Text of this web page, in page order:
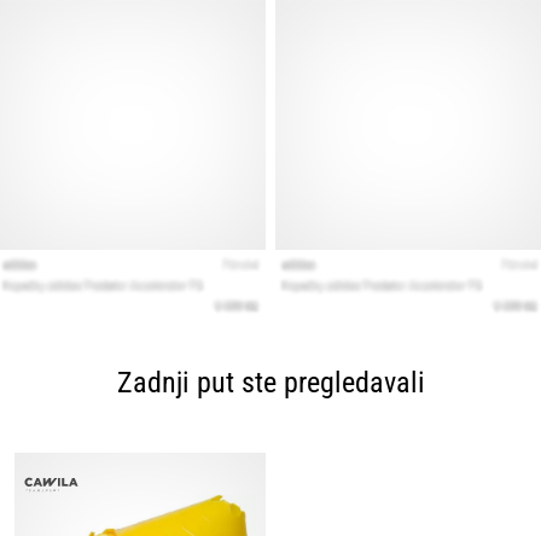
Zadnji put ste pregledavali